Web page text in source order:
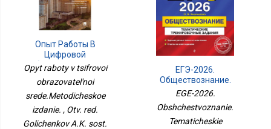
Опыт Работы В
Цифровой
Образовательной
Среде.Методическое
Издание.
Opyt raboty v tsifrovoi
obrazovatel'noi
srede.Metodicheskoe
izdanie. , Otv. red.
Golichenkov A.K. sost.
ЕГЭ-2026.
Обществознание.
Тематические
Задания
EGE-2026.
Obshchestvoznanie.
Tematicheskie